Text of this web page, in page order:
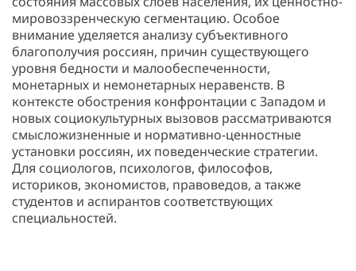
мировоззренческую сегментацию. Особое
внимание уделяется анализу субъективного
благополучия россиян, причин существующего
уровня бедности и малообеспеченности,
монетарных и немонетарных неравенств. В
контексте обострения конфронтации с Западом и
новых социокультурных вызовов рассматриваются
смысложизненные и нормативно-ценностные
установки россиян, их поведенческие стратегии.
Для социологов, психологов, философов,
историков, экономистов, правоведов, а также
студентов и аспирантов соответствующих
специальностей.